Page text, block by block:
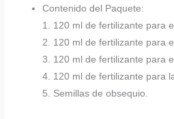
Contenido del Paquete:
1. 120 ml de fertilizante para
2. 120 ml de fertilizante para
3. 120 ml de fertilizante para
4. 120 ml de fertilizante para
5. Semillas de obsequio.